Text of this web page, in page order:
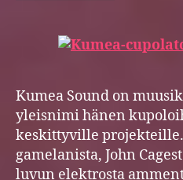
Kumea Sound on
yleisnimi hänen
keskittyville
gamelanista, John
luvun elektrosta